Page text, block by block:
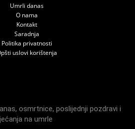
Umrli danas
O nama
Kontakt
Saradnja
Politika privatnosti
uslovi korištenja
, osmrtnice, poslijednji pozdravi i
na umrle